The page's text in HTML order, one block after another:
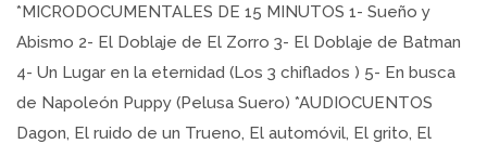
*MICRODOCUMENTALES DE 15 MINUTOS 1- Sueño y
Abismo 2- El Doblaje de El Zorro 3- El Doblaje de Batman
4- Un Lugar en la eternidad (Los 3 chiflados ) 5- En busca
de Napoleón Puppy (Pelusa Suero) *AUDIOCUENTOS
Dagon, El ruido de un Trueno, El automóvil, El grito, El